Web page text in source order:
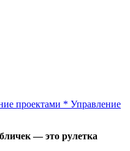
проектами * Управление
— это рулетка